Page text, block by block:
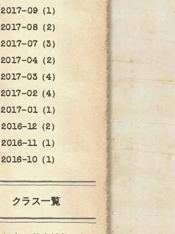
2017-09（1）
2017-08（2）
2017-07（3）
2017-04（2）
2017-03（4）
2017-02（4）
2017-01（1）
2016-12（2）
2016-11（1）
2016-10（1）
クラス一覧